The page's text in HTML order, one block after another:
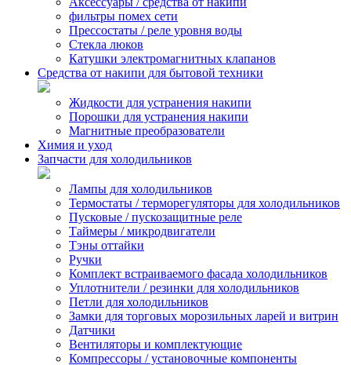
фильтры помех сети
Прессостаты / реле уровня воды
Стекла люков
Катушки электромагнитных клапанов
Средства от накипи для бытовой техники
Жидкости для устранения накипи
Порошки для устранения накипи
Магнитные преобразователи
Химия и уход
Запчасти для холодильников
Лампы для холодильников
Термостаты / терморегуляторы для холодильников
Пусковые / пускозащитные реле
Таймеры / микродвигатели
Тэны оттайки
Ручки
Комплект встраиваемого фасада холодильников
Уплотнители / резинки для холодильников
Петли для холодильников
Замки для торговых морозильных ларей и витрин
Датчики
Вентиляторы и комплектующие
Компрессоры / установочные компоненты